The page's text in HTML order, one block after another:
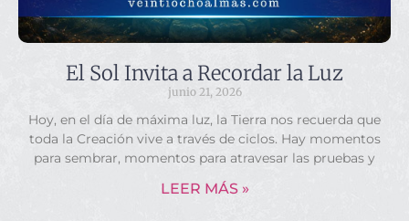
El Sol Invita a Recordar la Luz
junio 21, 2026
Hoy, en el día de máxima luz, la Tierra nos recuerda que
toda la Creación vive a través de ciclos. Hay momentos
para sembrar, momentos para atravesar las pruebas y
LEER MÁS »